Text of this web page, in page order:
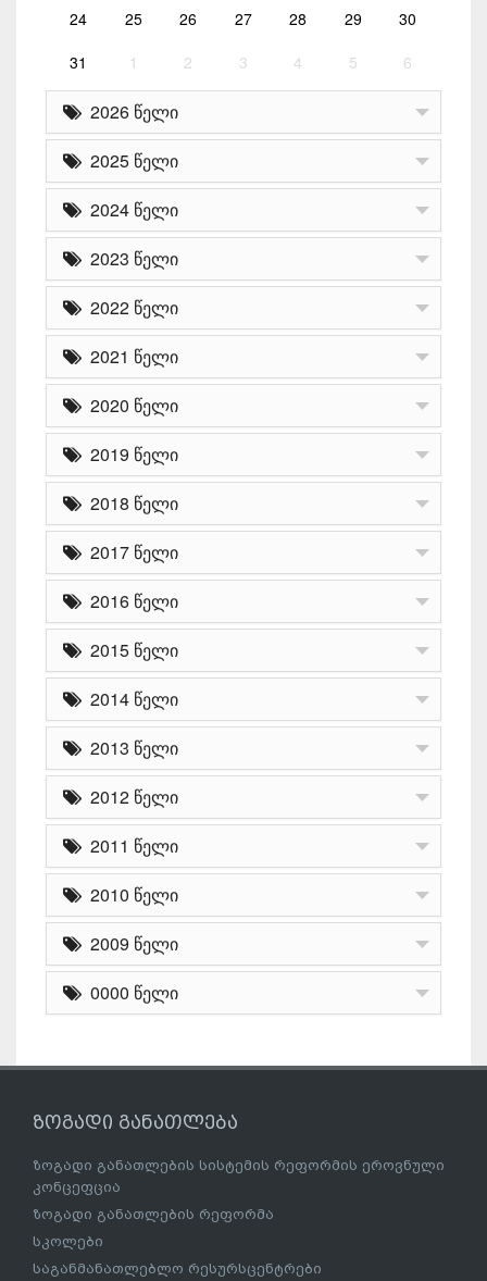
24 25 26 27 28 29 30
31 1 2 3 4 5 6
2026 წელი
2025 წელი
2024 წელი
2023 წელი
2022 წელი
2021 წელი
2020 წელი
2019 წელი
2018 წელი
2017 წელი
2016 წელი
2015 წელი
2014 წელი
2013 წელი
2012 წელი
2011 წელი
2010 წელი
2009 წელი
0000 წელი
ზოგადი განათლება
ზოგადი განათლების სისტემის რეფორმის ეროვნული
კონცეფცია
ზოგადი განათლების რეფორმა
სკოლები
საგანმანათლებლო რესურსცენტრები